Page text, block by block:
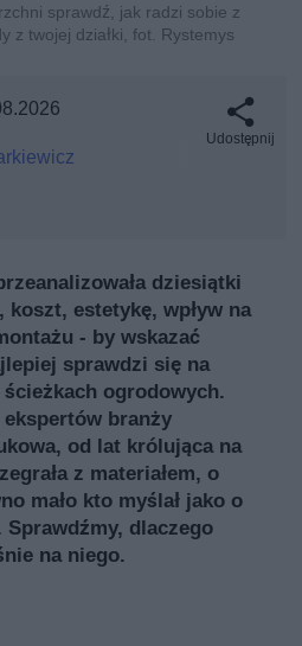
sprawdź, jak radzi sobie z
z twojej działki, fot. Rystemys
Udostępnij
dziesiątki
koszt, estetykę, wpływ na
- by wskazać
sprawdzi się na
ogrodowych.
branży
od lat królująca na
z materiałem, o
mało kto myślał jako o
dlaczego
na niego.